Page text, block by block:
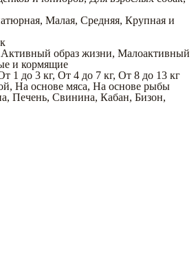
, Малая, Средняя, Крупная и
Активный образ жизни, Малоактивный
и кормящие
1 до 3 кг, От 4 до 7 кг, От 8 до 13 кг
, На основе мяса, На основе рыбы
, Печень, Свинина, Кабан, Бизон,